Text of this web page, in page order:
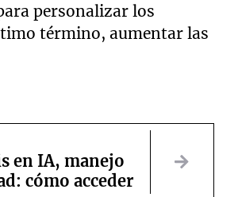
personalizar los
término, aumentar las
en IA, manejo
cómo acceder